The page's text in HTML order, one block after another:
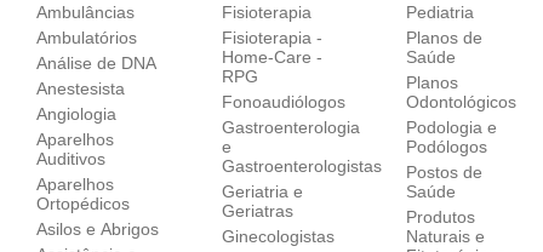
Ambulâncias
Ambulatórios
Análise de DNA
Anestesista
Angiologia
Aparelhos
Auditivos
Aparelhos
Ortopédicos‎
Asilos e Abrigos
Fisioterapia
Fisioterapia -
Home-Care -
RPG
Fonoaudiólogos
Gastroenterologia
e
Gastroenterologistas
Geriatria e
Geriatras
Ginecologistas
Pediatria
Planos de
Saúde
Planos
Odontológicos
Podologia e
Podólogos
Postos de
Saúde
Produtos
Naturais e